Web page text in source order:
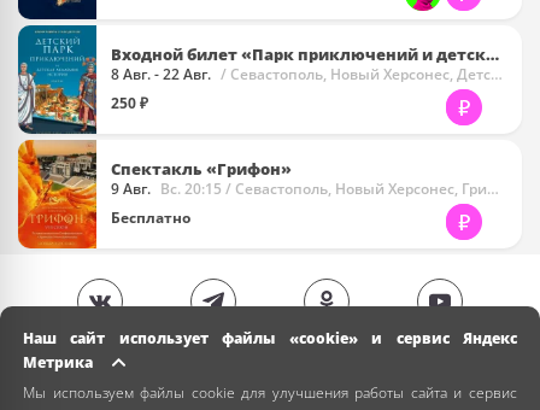
Входной билет «Парк приключений и детская академия истории. Римская империя»
8 Авг. - 22 Авг. / Севастополь, Новый Херсонес, Детская Игровая Площадка «Римская Империя»
250 ₽
Спектакль «Грифон»
9 Авг. Вс. 20:15 / Севастополь, Новый Херсонес, Грифон Арена
Бесплатно
Наш сайт использует файлы «cookie» и сервис Яндекс
Метрика
Мы используем файлы cookie для улучшения работы сайта и сервис